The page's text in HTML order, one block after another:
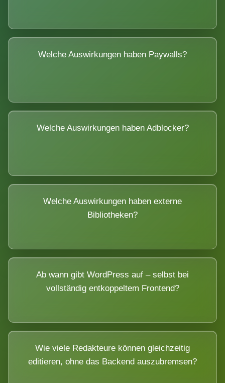
Welche Auswirkungen haben Paywalls?
Welche Auswirkungen haben Adblocker?
Welche Auswirkungen haben externe
Bibliotheken?
Ab wann gibt WordPress auf – selbst bei
vollständig entkoppeltem Frontend?
Wie viele Redakteure können gleichzeitig
editieren, ohne das Backend auszubremsen?